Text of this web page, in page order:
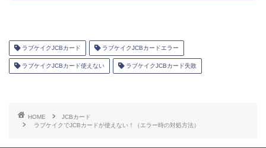
ラブケイクJCBカード ラブケイクJCBカードエラー
ラブケイクJCBカード使えない ラブケイクJCBカード失敗
HOME
JCBカード
ラブケイクでJCBカードが使えない！（エラー時の対処方法）